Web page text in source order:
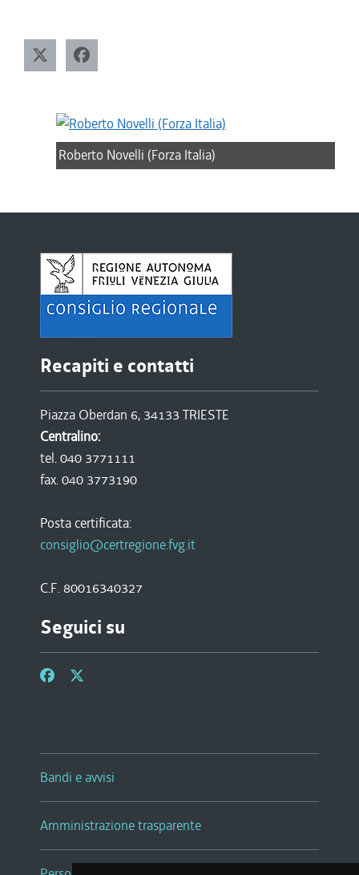
Roberto Novelli (Forza Italia)
Recapiti e contatti
Piazza Oberdan 6, 34133 TRIESTE
Centralino:
tel. 040 3771111
fax. 040 3773190
Posta certificata:
consiglio@certregione.fvg.it
C.F. 80016340327
Seguici su
Bandi e avvisi
Amministrazione trasparente